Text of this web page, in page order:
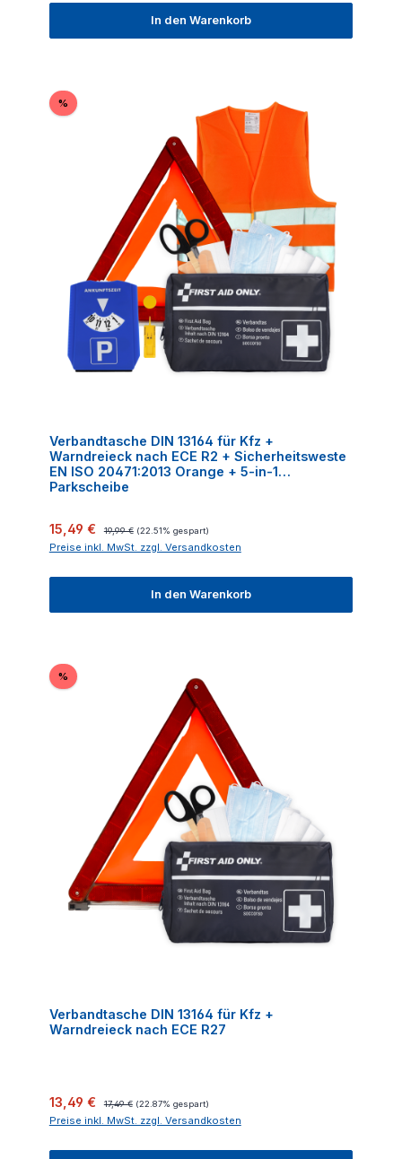
In den Warenkorb
%Rabatt
Verbandtasche DIN 13164 für Kfz +
Warndreieck nach ECE R2 + Sicherheitsweste
EN ISO 20471:2013 Orange + 5-in-1
Parkscheibe
Verkaufspreis:
15,49 € 19,99 € (22.51% gespart)
Preise inkl. MwSt. zzgl. Versandkosten
In den Warenkorb
%Rabatt
Verbandtasche DIN 13164 für Kfz +
Warndreieck nach ECE R27
Verkaufspreis:
13,49 € 17,49 € (22.87% gespart)
Preise inkl. MwSt. zzgl. Versandkosten